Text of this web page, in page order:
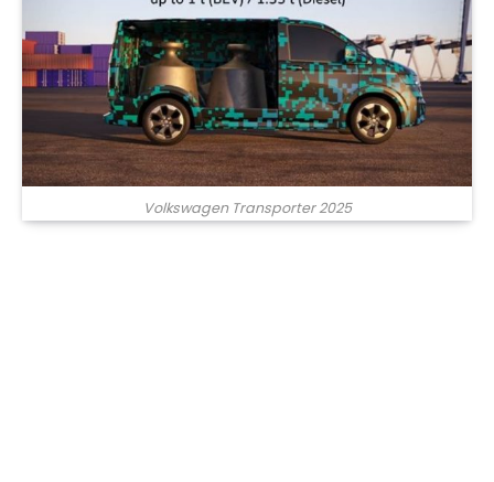
Volkswagen Transporter 2025